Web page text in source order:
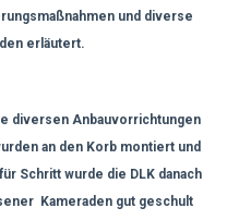
und diverse
erläutert.
diversen Anbauvorrichtungen
an den Korb montiert und
Schritt wurde die DLK danach
Kameraden gut geschult